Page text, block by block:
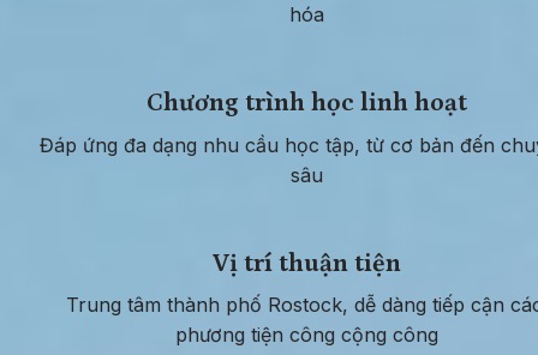
hóa
Chương trình học linh hoạt
Đáp ứng đa dạng nhu cầu học tập, từ cơ bản đến
sâu
Vị trí thuận tiện
Trung tâm thành phố Rostock, dễ dàng tiếp cận
phương tiện công cộng công